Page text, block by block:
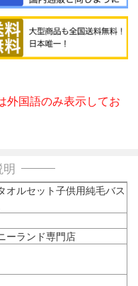
外国語のみ表示してお
明
オルセット子供用純毛バス
ーランド専門店